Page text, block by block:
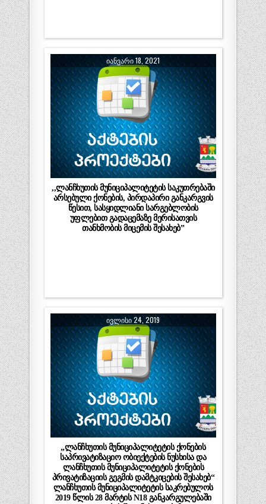
ᲘᲐᲜᲕᲐᲠᲘ 18, 2021
,,ლანჩხუთის მუნიციპალიტეტის საკუთრებაში
არსებული ქონების, პირდაპირი განკარგვის
წესით, სასყიდლიანი სარგებლობის
უფლებით გადაცემაზე მერისათვის
თანხმობის მიცემის შესახებ”
ᲘᲕᲚᲘᲡᲘ 24, 2019
„ლანჩხუთის მუნიციპალიტეტის ქონების
საპრივატიზაციო ობიექტების ნუსხისა და
ლანჩხუთის მუნიციპალიტეტის ქონების
პრივატიზაციის გეგმის დამტკიცების შესახებ“
ლანჩხუთის მუნიციპალიტეტის საკრებულოს
2019 წლის 28 მარტის N18 განკარგულებაში